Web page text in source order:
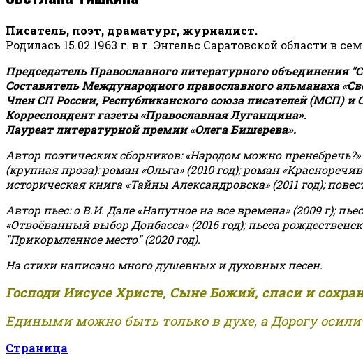
Писатель, поэт, драматург, журналист.
Родилась 15.02.1963 г. в г. Энгельс Саратовской области в
Председатель Православного литературного объединения
Составитель Международного православного альманаха
Член СП России, Республиканского союза писателей (МСП) и
Корреспондент газеты «Православная Луганщина».
Лауреат литературной премии «Олега Бишерева».
Автор поэтических сборников: «Народом можно пренебречь?»
(крупная проза): роман «Ольга» (2010 год); роман
историческая книга «Тайны Александровска» (2011 год);
Автор пьес: о В.И. Дале «Напутное на все времена» (2009 г);
«Отвоёванный выбор Донбасса» (2016 год); пьеса
"Прикормленное место" (2020 год).
На стихи написано много душевных и духовных песен.
Господи Иисусе Христе, Сыне Божий, спаси и
Едиными можно быть только в духе, а Дорогу
Страница